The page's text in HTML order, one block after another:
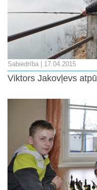
Sabiedrība | 17.04.2015
Viktors Jakovļevs